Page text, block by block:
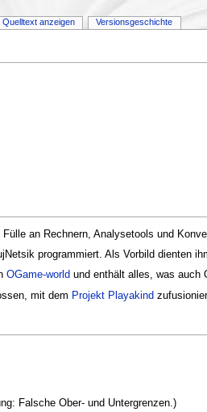
an Rechnern, Analysetools und
programmiert. Als Vorbild dienten
OGame-world und enthält alles, was auch
mit dem Projekt Playakind
Falsche Ober- und Untergrenzen.)
Quelltext anzeigen Versionsgeschichte